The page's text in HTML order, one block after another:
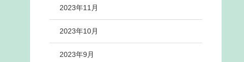
2023年11月
2023年10月
2023年9月